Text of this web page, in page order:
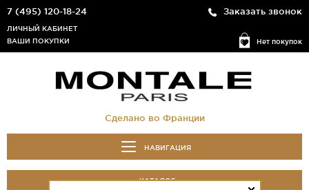
7 (495) 120-18-24 Заказать звонок
Нет покупок
ЛИЧНЫЙ КАБИНЕТ
ВАШИ ПОКУПКИ
Сделано во Франции
НАВИГАЦИЯ
КАТАЛОГ